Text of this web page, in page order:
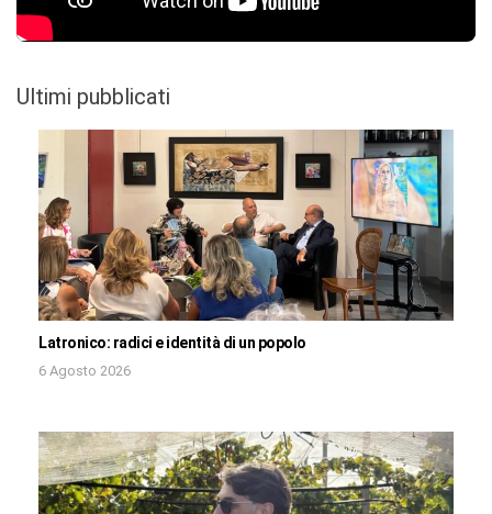
Ultimi pubblicati
Latronico: radici e identità di un popolo
6 Agosto 2026